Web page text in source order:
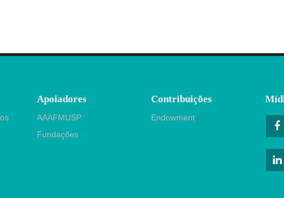
Apoiadores
AAAFMUSP
Fundações
Contribuições
Endowment